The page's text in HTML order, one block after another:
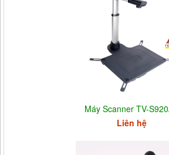
Máy Scanner TV-
Liên hệ